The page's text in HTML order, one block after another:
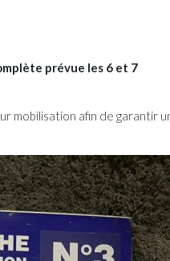
prévue les 6 et 7
mobilisation afin de garantir